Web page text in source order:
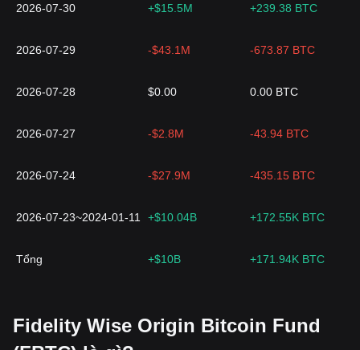
2026-07-30 +$15.5M +239.38 BTC
2026-07-29 -$43.1M -673.87 BTC
2026-07-28 $0.00 0.00 BTC
2026-07-27 -$2.8M -43.94 BTC
2026-07-24 -$27.9M -435.15 BTC
2026-07-23~2024-01-11 +$10.04B +172.55K BTC
Tổng +$10B +171.94K BTC
Fidelity Wise Origin Bitcoin Fund